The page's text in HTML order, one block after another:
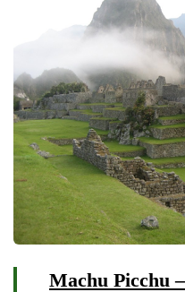
Machu Picchu